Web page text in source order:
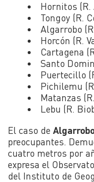
Hornitos
Tongoy (R.
Algarrobo
Horcón (R.
Cartagena
Santo
Puertecillo
Pichilemu
Matanzas
Lebu (R.
El caso de
preocupantes.
cuatro metros por
expresa el
del Instituto de